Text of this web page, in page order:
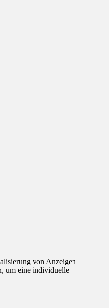
von Anzeigen
um eine individuelle